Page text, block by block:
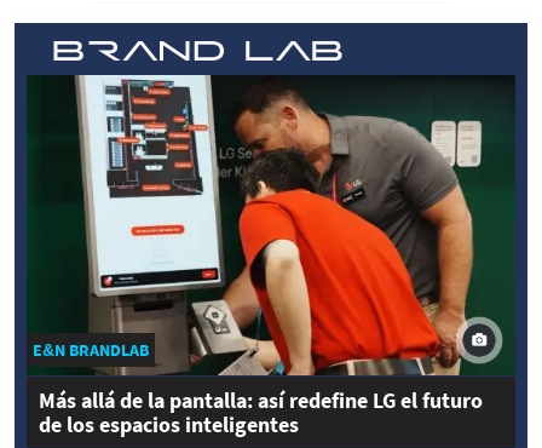
E&N BRANDLAB
Más allá de la pantalla: así redefine LG el futuro
de los espacios inteligentes